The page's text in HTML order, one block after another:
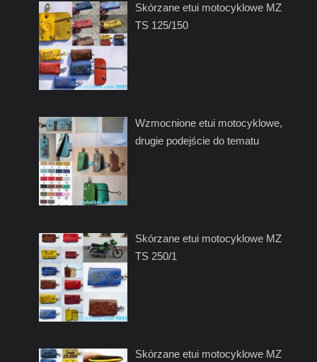
Skórzane etui motocyklowe MZ
TS 125/150
Wzmocnione etui motocyklowe,
drugie podejście do tematu
Skórzane etui motocyklowe MZ
TS 250/1
Skórzane etui motocyklowe MZ